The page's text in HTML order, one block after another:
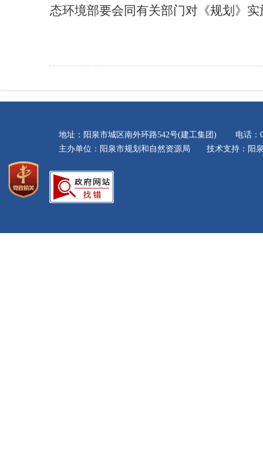
态环境部要会同有关部门对《规划》
地址：阳泉市城区南外环路542号(建工集团) 电
主办单位：阳泉市规划和自然资源局 技术支持：